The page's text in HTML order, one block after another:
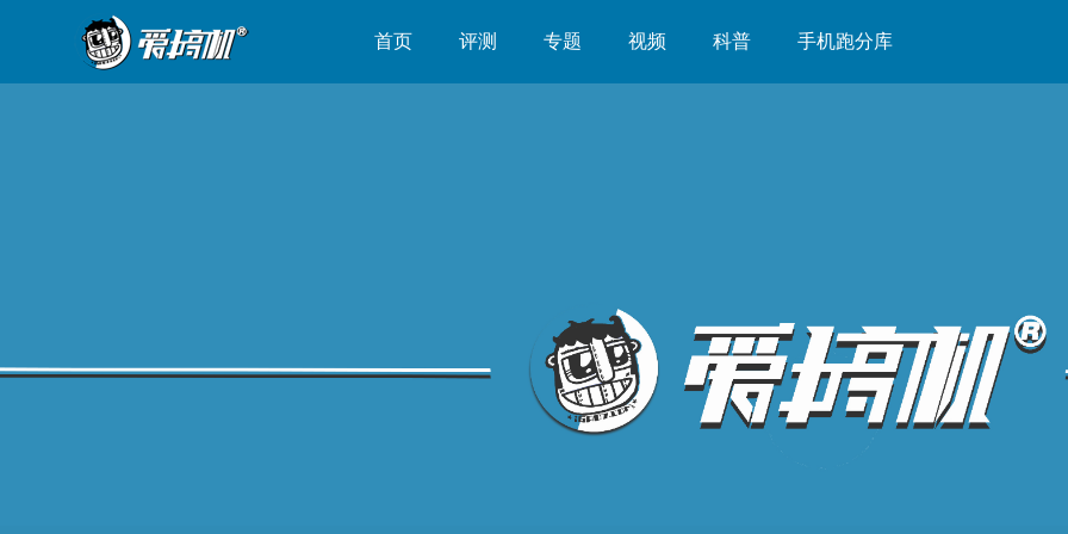
首页 评测 专题 视频 科普 手机跑分库